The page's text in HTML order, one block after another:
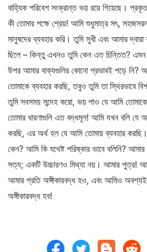
বাহ্যিক পরিবেশ সংক্রান্ত ভয় রয়ে গিয়েছে।
কী তোমার পক্ষে শ্রেয়! আমি শুধুমাত্র সৎ,
মানুষদের ব্যবহার করি। তুমি সুখী এবং আমার
ছিলে – কিন্তু এখনও তুমি কেন এত চিন্তিত? এমন
উপর আমার বাক্যগুলির কোনো প্রভাবই পড়ে নি?
তোমাকে ব্যবহার করছি, তবুও তুমি তা স্থিরভাবে
তুমি সবসময় সন্দেহ করো, ভয় পাও যে আমি
তোমার ধারণাগুলি এত বদ্ধমূল! আমি যখন বলি যে
করছি, এর অর্থ হল যে আমি তোমায় ব্যবহার করছি।
কেন? আমি কি যথেষ্ট পরিষ্কার ভাবে বলিনি? আমার
সত্য; একটি উচ্চারণও মিথ্যা নয়। আমার পুত্র!
আমার প্রতি অঙ্গীকারবদ্ধ হও, এবং আমিও
অঙ্গীকারবদ্ধ হব!